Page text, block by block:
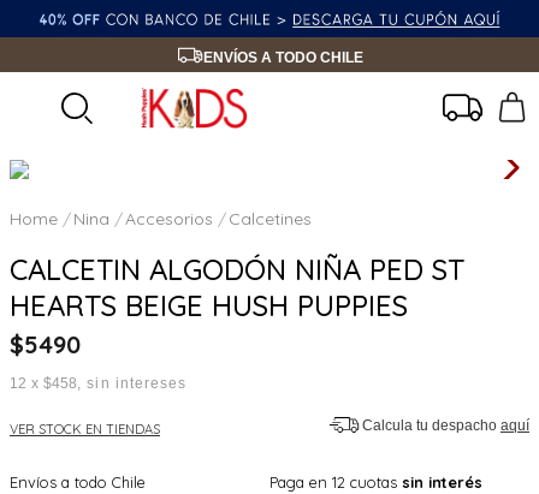
ENVÍOS A TODO CHILE
Nina Accesorios Calcetines
CALCETIN ALGODÓN NIÑA PED ST
HEARTS BEIGE HUSH PUPPIES
$5490
12 x $458 sin intereses
VER STOCK EN TIENDAS Calcula tu despacho aquí
Envíos a todo Chile Paga en 12 cuotas sin interés